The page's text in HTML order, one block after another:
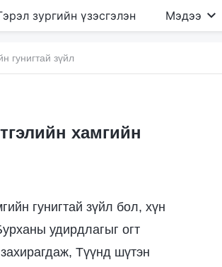
зургийн үзэсгэлэн Мэдээ
гунигтай зүйл
хамгийн
гунигтай зүйл бол, хүн
удирдлагыг огт
Түүнд шүтэн